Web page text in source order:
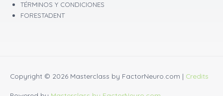
TÉRMINOS Y CONDICIONES
FORESTADENT
Copyright © 2026 Masterclass by FactorNeuro.com | Credits